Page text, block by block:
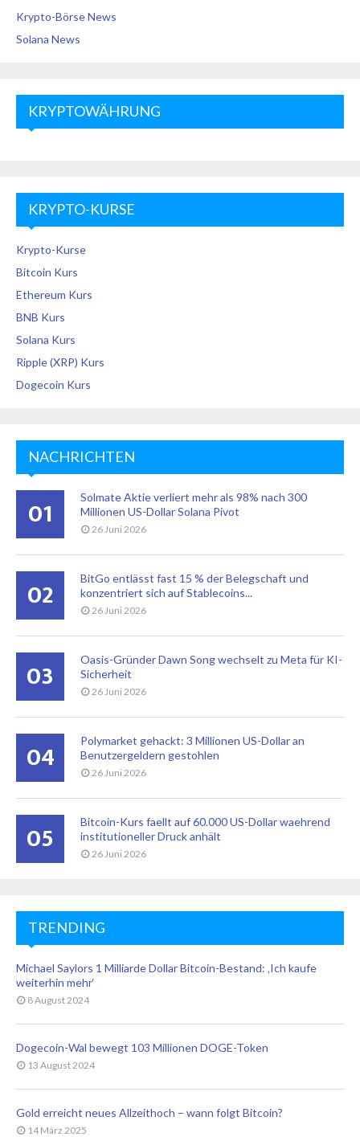
Krypto-Börse News
Solana News
KRYPTOWÄHRUNG
KRYPTO-KURSE
Krypto-Kurse
Bitcoin Kurs
Ethereum Kurs
BNB Kurs
Solana Kurs
Ripple (XRP) Kurs
Dogecoin Kurs
NACHRICHTEN
01
Solmate Aktie verliert mehr als 98% nach 300
Millionen US-Dollar Solana Pivot
26 Juni 2026
02
BitGo entlässt fast 15 % der Belegschaft und
konzentriert sich auf Stablecoins...
26 Juni 2026
03
Oasis-Gründer Dawn Song wechselt zu Meta für KI-
Sicherheit
26 Juni 2026
04
Polymarket gehackt: 3 Millionen US-Dollar an
Benutzergeldern gestohlen
26 Juni 2026
05
Bitcoin-Kurs faellt auf 60.000 US-Dollar waehrend
institutioneller Druck anhält
26 Juni 2026
TRENDING
Michael Saylors 1 Milliarde Dollar Bitcoin-Bestand: ‚Ich kaufe
weiterhin mehr‘
8 August 2024
Dogecoin-Wal bewegt 103 Millionen DOGE-Token
13 August 2024
Gold erreicht neues Allzeithoch – wann folgt Bitcoin?
14 März 2025